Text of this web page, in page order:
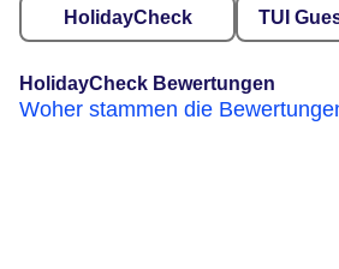
HolidayCheck TUI
HolidayCheck Bewertungen
Woher stammen die